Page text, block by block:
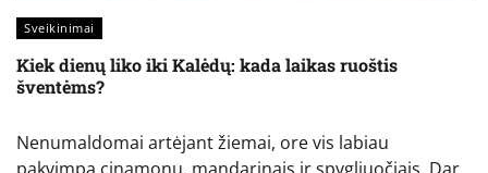
Sveikinimai
Kiek dienų liko iki Kalėdų: kada laikas ruoštis
šventėms?
Nenumaldomai artėjant žiemai, ore vis labiau